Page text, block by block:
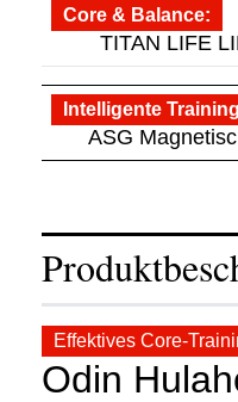
Core & Balance
TITAN LIFE
Intelligente
ASG
Effektives Core-
Odin